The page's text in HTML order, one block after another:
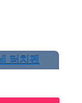
터치펜